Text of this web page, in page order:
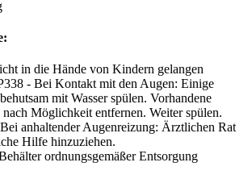
in die Hände von Kindern gelangen
- Bei Kontakt mit den Augen: Einige
mit Wasser spülen. Vorhandene
Möglichkeit entfernen. Weiter spülen.
anhaltender Augenreizung: Ärztlichen Rat
Hilfe hinzuziehen.
ordnungsgemäßer Entsorgung